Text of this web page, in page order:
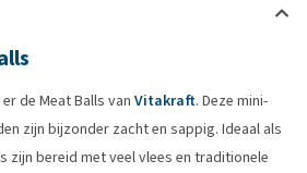
de Meat Balls van Vitakraft. Deze mini-
zijn bijzonder zacht en sappig. Ideaal als
zijn bereid met veel vlees en traditionele